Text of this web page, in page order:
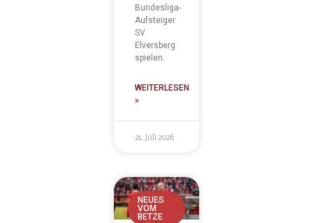
Bundesliga-
Aufsteiger
SV
Elversberg
spielen.
WEITERLESEN
»
21. Juli 2026
NEUES
VOM
BETZE